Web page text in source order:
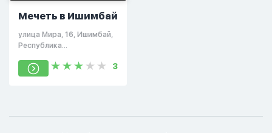
Мечеть в Ишимбай
улица Мира, 16, Ишимбай,
Республика
453213
3